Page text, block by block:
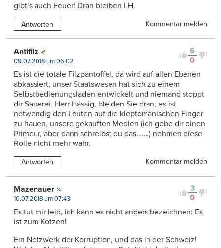
gibt’s auch Feuer! Dran bleiben LH.
Antworten Kommentar melden
6
0
Antifilz
09.07.2018 um 06:02
Es ist die totale Filzpantoffel, da wird auf allen Ebenen
abkassiert, unser Staatswesen hat sich zu einem
Selbstbedienungsladen entwickelt und niemand stoppt
dir Sauerei. Herr Hässig, bleiden Sie dran, es ist
notwendig den Leuten auf die kleptomanischen Finger
zu hauen, unsere gekauften Medien (ich gebe dir einen
Primeur, aber dann schreibst du das…….) nehmen diese
Rolle nicht mehr wahr.
Antworten Kommentar melden
3
0
Mazenauer
10.07.2018 um 07:43
Es tut mir leid, ich kann es nicht anders bezeichnen: Es
ist zum Kotzen!
Ein Netzwerk der Korruption, und das in der Schweiz!